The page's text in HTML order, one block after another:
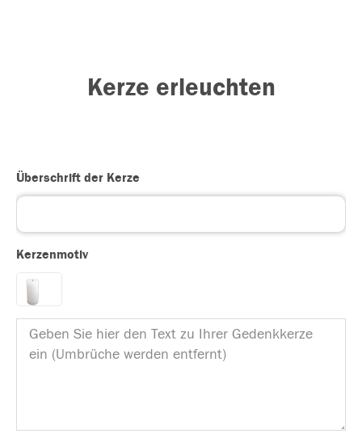
Kerze erleuchten
Überschrift der Kerze
Kerzenmotiv